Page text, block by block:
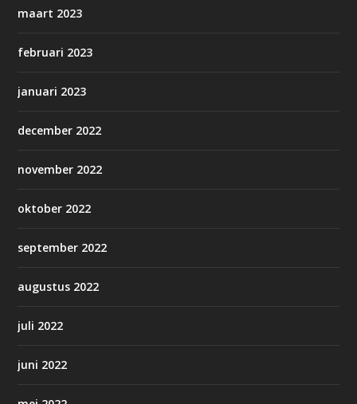
maart 2023
februari 2023
januari 2023
december 2022
november 2022
oktober 2022
september 2022
augustus 2022
juli 2022
juni 2022